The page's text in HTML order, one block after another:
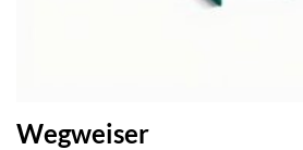
Wegweiser